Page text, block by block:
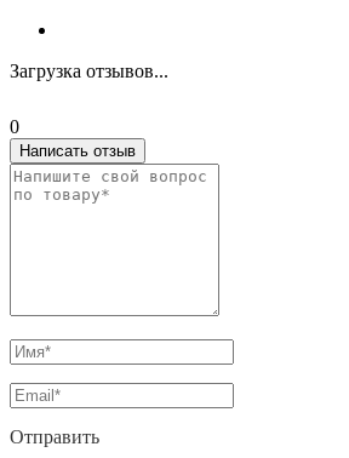
Загрузка отзывов...
0
Написать отзыв
Отправить